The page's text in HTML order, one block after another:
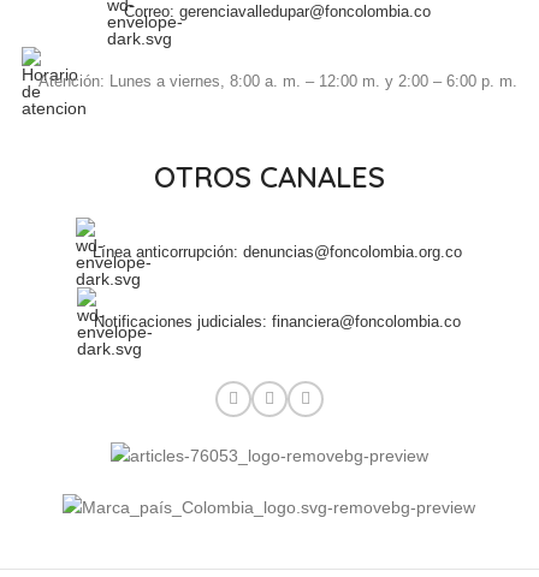
Correo: gerenciavalledupar@foncolombia.co
Atención: Lunes a viernes, 8:00 a. m. – 12:00 m. y 2:00 – 6:00 p. m.
OTROS CANALES
Línea anticorrupción: denuncias@foncolombia.org.co
Notificaciones judiciales: financiera@foncolombia.co